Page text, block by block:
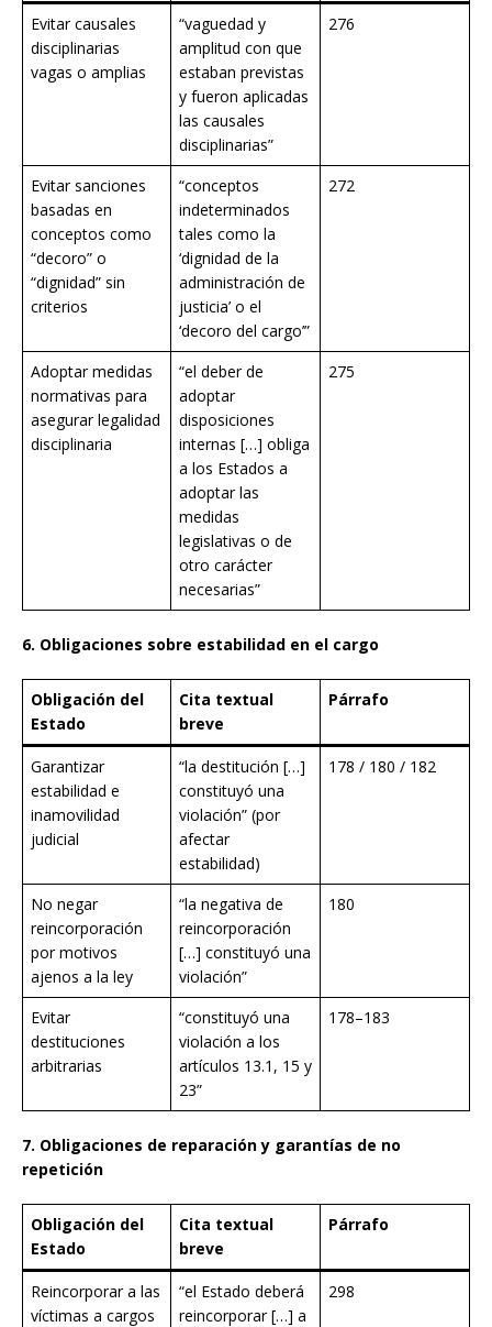
Evitar causales
disciplinarias
vagas o amplias
“vaguedad y
amplitud con que
estaban previstas
y fueron aplicadas
las causales
disciplinarias”
276
Evitar sanciones
basadas en
conceptos como
“decoro” o
“dignidad” sin
criterios
“conceptos
indeterminados
tales como la
‘dignidad de la
administración de
justicia’ o el
‘decoro del cargo’”
272
Adoptar medidas
normativas para
asegurar legalidad
disciplinaria
“el deber de
adoptar
disposiciones
internas […] obliga
a los Estados a
adoptar las
medidas
legislativas o de
otro carácter
necesarias”
275
6. Obligaciones sobre estabilidad en el cargo
Obligación del
Estado
Cita textual
breve
Párrafo
Garantizar
estabilidad e
inamovilidad
judicial
“la destitución […]
constituyó una
violación” (por
afectar
estabilidad)
178 / 180 / 182
No negar
reincorporación
por motivos
ajenos a la ley
“la negativa de
reincorporación
[…] constituyó una
violación”
180
Evitar
destituciones
arbitrarias
“constituyó una
violación a los
artículos 13.1, 15 y
23”
178–183
7. Obligaciones de reparación y garantías de no
repetición
Obligación del
Estado
Cita textual
breve
Párrafo
Reincorporar a las
víctimas a cargos
“el Estado deberá
reincorporar […] a
298